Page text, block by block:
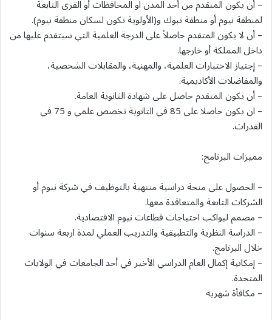
– أن يكون المتقدم من أحد المدن او المحافظات أو القرى التابعة
لمنطقة نيوم أو منطقة تبوك و(الأولوية تكون لسكان منطقة نيوم).
– أن لا يكون المتقدم حاصلاً على الدرجة العلمية التي سيتقدم عليها من
داخل المملكة أو خارجها.
– إجتياز الاختبارات العلمية، والمهنية، والمقابلات الشخصية،
والمفاضلات الأكاديمية.
– أن يكون المتقدم حاصل على شهادة الثانوية العامة.
– ان يكون حاصلا على 85 في الثانوية تخصص علمي و 75 في
القدرات.
مميزات البرنامج:
– الحصول على منحة دراسية منتهية بالتوظيف في شركة نيوم أو
الشركات التابعة والمتعاقدة معها.
– مصمم ليواكب احتياجات قطاعات نيوم الاقتصادية.
– الدراسة النظرية والتطبيقية والتدريب العملي لمدة اربعة سنوات
خلال البرنامج.
– إمكانية إكمال العام الدراسي الأخير في أحد الجامعات في الولايات
المتحدة.
– مكافأة شهرية